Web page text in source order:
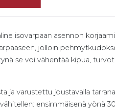
isovarpaan asennon
jolloin
se voi vähentää kipua,
varustettu joustavalla
ensimmäisenä yönä